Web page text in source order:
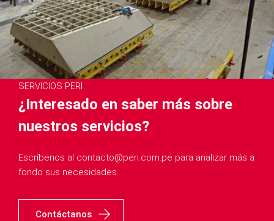
SERVICIOS PERI
¿Interesado en saber más sobre
nuestros servicios?
Escríbenos al contacto@peri.com.pe para analizar más a
fondo sus necesidades.
Contáctanos